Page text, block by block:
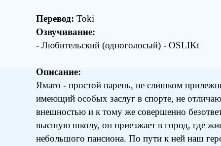
Перевод: Toki
Озвучивание:
- Любительский (одноголосый) - OSLIKt
Описание:
Ямато - простой парень, не слишком
имеющий особых заслуг в спорте, не
внешностью и к тому же совершенно
высшую школу, он приезжает в город, где
небольшого пансиона. По пути к ней наш